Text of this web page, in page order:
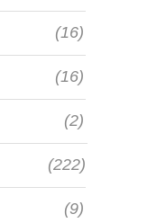
(16)
(16)
(2)
(222)
(9)